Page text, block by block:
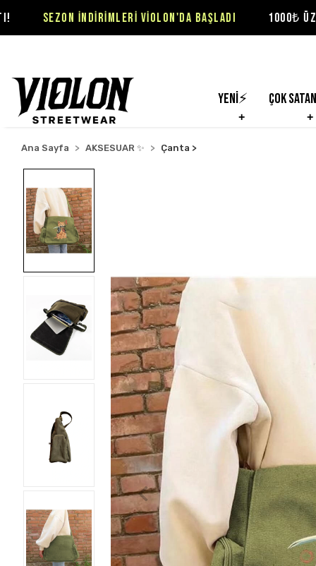
İNDİRİMLERİ VİOLON'DA BAŞLADI 1000₺ ÜZERİ
Yeni⚡ Çok
Ana Sayfa AKSESUAR ✨ Çanta >